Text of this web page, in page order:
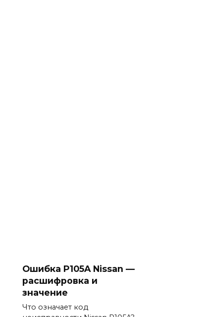
Ошибка P105A Nissan —
расшифровка и
значение
Что означает код